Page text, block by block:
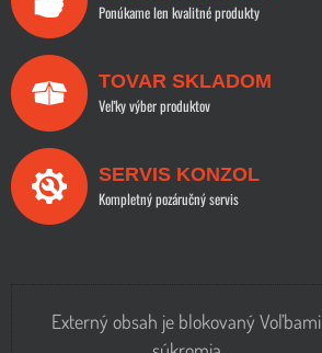
Ponúkame len kvalitné produkty
TOVAR SKLADOM
Veľky výber produktov
SERVIS KONZOL
Kompletný pozáručný servis
Externý obsah je blokovaný Voľbami